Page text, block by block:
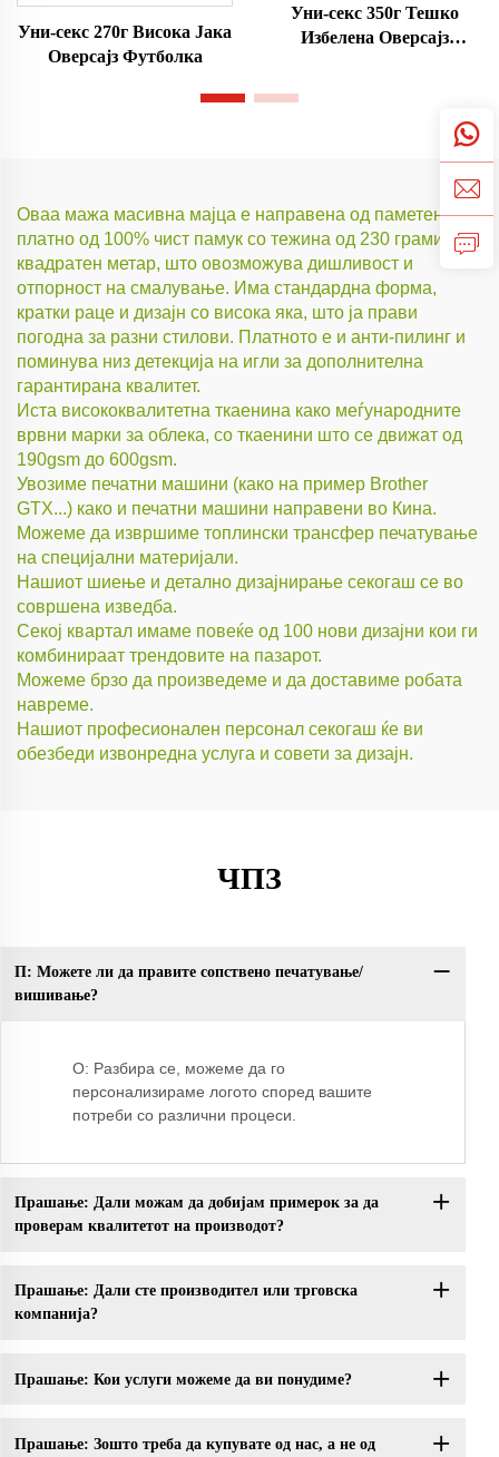
Уни-секс 270г Висока Јака
Оверсајз Футболка
Уни-секс 350г Тешко
Избелена Оверсајз
Оваа мажа масивна мајца е направена од паметен
платно од 100% чист памук со тежина од 230 грами по
квадратен метар, што овозможува дишливост и
отпорност на смалување. Има стандардна форма,
кратки раце и дизајн со висока яка, што ја прави
погодна за разни стилови. Платното е и анти-пилинг и
поминува низ детекција на игли за дополнителна
гарантирана квалитет.
Иста висококвалитетна ткаенина како меѓународните
врвни марки за облека, со ткаенини што се движат од
190gsm до 600gsm.
Увозиме печатни машини (како на пример Brother
GTX...) како и печатни машини направени во Кина.
Можеме да извршиме топлински трансфер печатување
на специјални материјали.
Нашиот шиење и детално дизајнирање секогаш се во
совршена изведба.
Секој квартал имаме повеќе од 100 нови дизајни кои ги
комбинираат трендовите на пазарот.
Можеме брзо да произведеме и да доставиме робата
навреме.
Нашиот професионален персонал секогаш ќе ви
обезбеди извонредна услуга и совети за дизајн.
ЧПЗ
П: Можете ли да правите сопствено печатување/
вишивање?
О: Разбира се, можеме да го
персонализираме логото според вашите
потреби со различни процеси.
Прашање: Дали можам да добијам примерок за да
проверам квалитетот на производот?
Прашање: Дали сте производител или трговска
компанија?
Прашање: Кои услуги можеме да ви понудиме?
Прашање: Зошто треба да купувате од нас, а не од